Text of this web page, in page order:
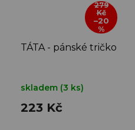
279
Kč
–20
%
TÁTA - pánské tričko
skladem (3 ks)
223 Kč